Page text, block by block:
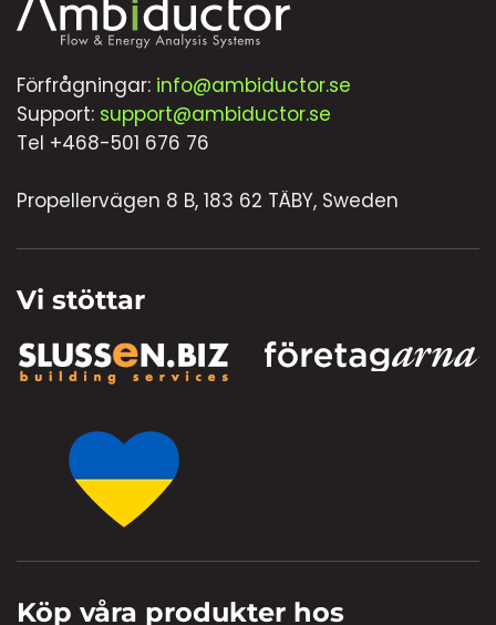
Förfrågningar: info@ambiductor.se
Support: support@ambiductor.se
Tel +468-501 676 76
Propellervägen 8 B, 183 62 TÄBY, Sweden
Vi stöttar
Köp våra produkter hos